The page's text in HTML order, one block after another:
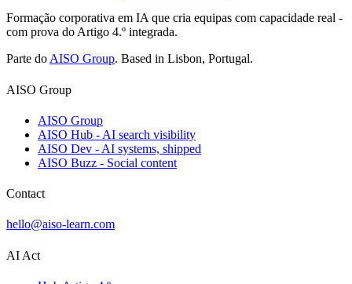
Formação corporativa em IA que cria equipas com capacidade real -
com prova do Artigo 4.º integrada.
Parte do AISO Group. Based in Lisbon, Portugal.
AISO Group
AISO Group
AISO Hub - AI search visibility
AISO Dev - AI systems, shipped
AISO Buzz - Social content
Contact
hello@aiso-learn.com
AI Act